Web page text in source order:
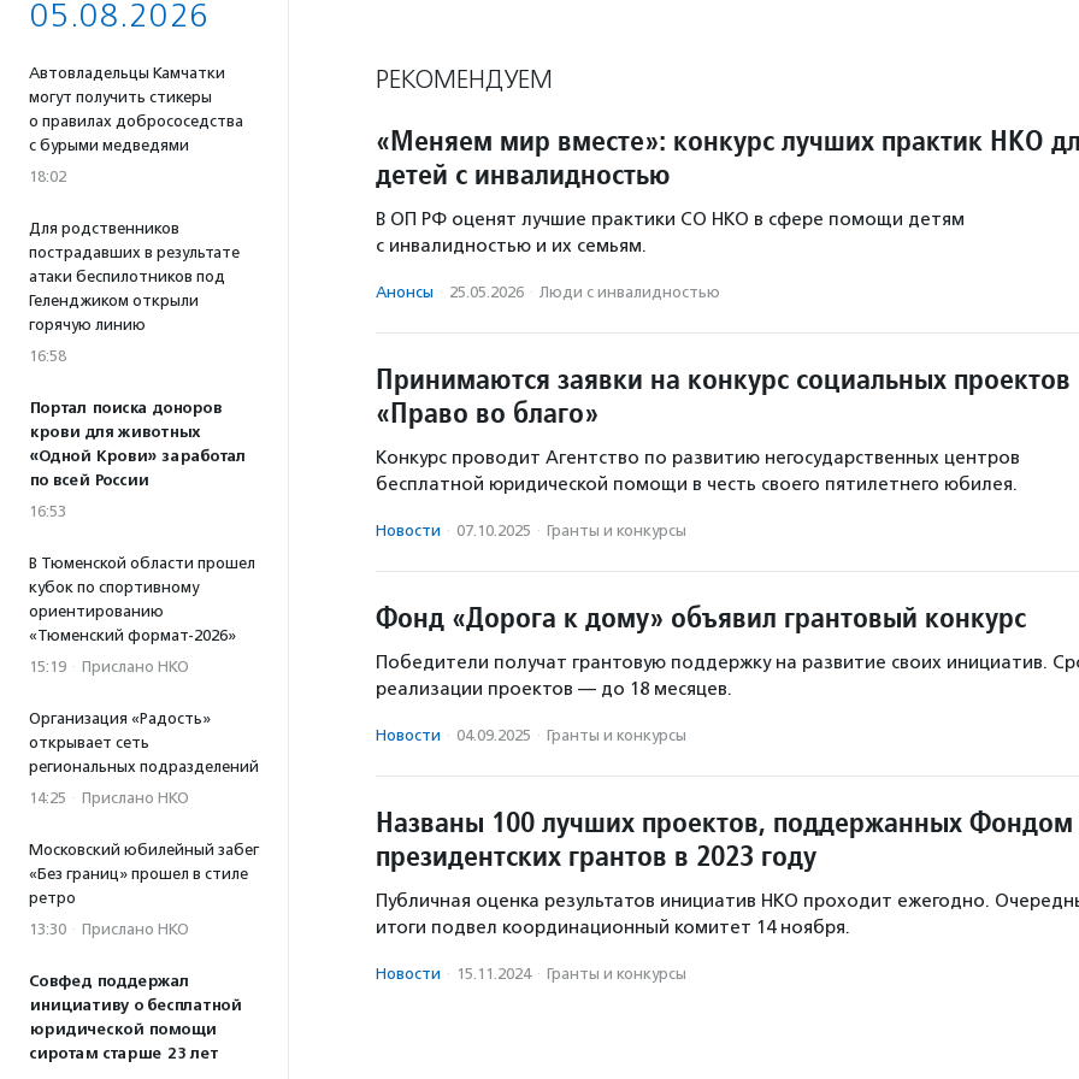
05.08.2026
Автовладельцы Камчатки
могут получить стикеры
о правилах добрососедства
с бурыми медведями
18:02
Для родственников
пострадавших в результате
атаки беспилотников под
Геленджиком открыли
горячую линию
16:58
Портал поиска доноров
крови для животных
«Одной Крови» заработал
по всей России
16:53
В Тюменской области прошел
кубок по спортивному
ориентированию
«Тюменский формат-2026»
15:19 · Прислано НКО
Организация «Радость»
открывает сеть
региональных подразделений
14:25 · Прислано НКО
Московский юбилейный забег
«Без границ» прошел в стиле
ретро
13:30 · Прислано НКО
Совфед поддержал
инициативу о бесплатной
юридической помощи
сиротам старше 23 лет
РЕКОМЕНДУЕМ
«Меняем мир вместе»: конкурс лучших практик НКО
детей с инвалидностью
В ОП РФ оценят лучшие практики СО НКО в сфере помощи детям
с инвалидностью и их семьям.
Анонсы · 25.05.2026 · Люди с инвалидностью
Принимаются заявки на конкурс социальных проектов
«Право во благо»
Конкурс проводит Агентство по развитию негосударственных центров
бесплатной юридической помощи в честь своего пятилетнего юбилея.
Новости · 07.10.2025 · Гранты и конкурсы
Фонд «Дорога к дому» объявил грантовый конкурс
Победители получат грантовую поддержку на развитие своих инициатив.
реализации проектов — до 18 месяцев.
Новости · 04.09.2025 · Гранты и конкурсы
Названы 100 лучших проектов, поддержанных Фондом
президентских грантов в 2023 году
Публичная оценка результатов инициатив НКО проходит ежегодно.
итоги подвел координационный комитет 14 ноября.
Новости · 15.11.2024 · Гранты и конкурсы